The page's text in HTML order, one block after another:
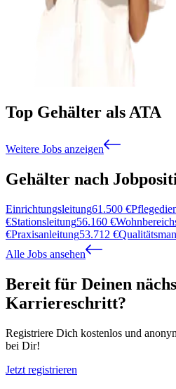
Top Gehälter als ATA
Weitere Jobs anzeigen
Gehälter nach
Einrichtungsleitung61.500 €
€Stationsleitung56.160 €
€Praxisanleitung53.712 €
Alle Jobs ansehen
Bereit für Deinen
Karriereschritt?
Registriere Dich kostenlos und
bei Dir!
Jetzt registrieren